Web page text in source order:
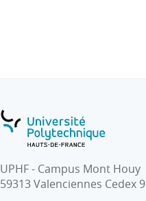
UPHF - Campus Mont Houy
59313 Valenciennes Cedex 9